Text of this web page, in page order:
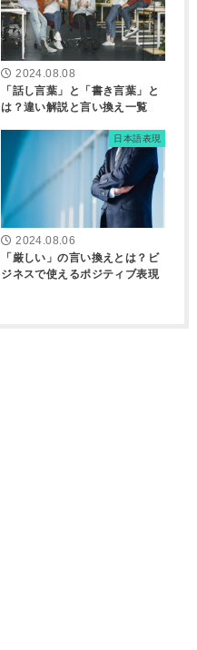
2024.08.08
「話し言葉」と「書き言葉」と
は？違い解説と言い換え一覧
日本語表現
2024.08.06
「厳しい」の言い換えとは？ビ
ジネスで使えるポジティブ表現